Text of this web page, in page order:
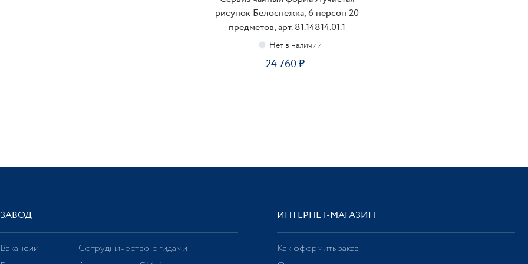
рисунок Белоснежка, 6 персон 20
предметов, арт. 81.14814.01.1
24 760
Лучистая
Малевича
ЗАВОД
Вакансии
Сотрудничество с гидами
ИНТЕРНЕТ-МАГАЗИН
Как оформить заказ